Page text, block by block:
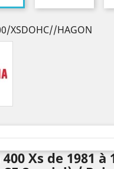
XSDOHC//HAGON
Xs de 1981 à